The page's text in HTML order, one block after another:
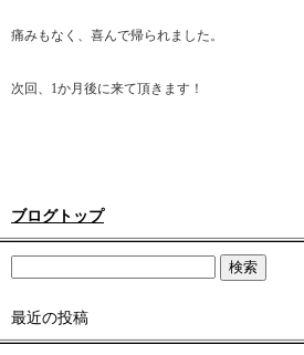
痛みもなく、喜んで帰られました。
次回、1か月後に来て頂きます！
ブログトップ
最近の投稿